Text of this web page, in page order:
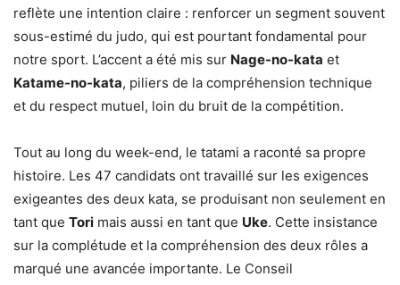
reflète une intention claire : renforcer un segment souvent
sous-estimé du judo, qui est pourtant fondamental pour
notre sport. L’accent a été mis sur Nage-no-kata et
Katame-no-kata, piliers de la compréhension technique
et du respect mutuel, loin du bruit de la compétition.
Tout au long du week-end, le tatami a raconté sa propre
histoire. Les 47 candidats ont travaillé sur les exigences
exigeantes des deux kata, se produisant non seulement en
tant que Tori mais aussi en tant que Uke. Cette insistance
sur la complétude et la compréhension des deux rôles a
marqué une avancée importante. Le Conseil